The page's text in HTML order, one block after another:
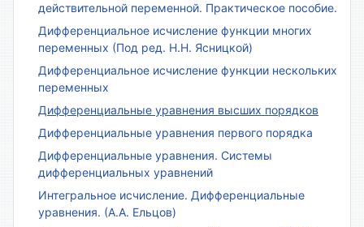
действительной переменной. Практическое пособие.
Дифференциальное исчисление функции многих
переменных (Под ред. Н.Н. Ясницкой)
Дифференциальное исчисление функции нескольких
переменных
Дифференциальные уравнения высших порядков
Дифференциальные уравнения первого порядка
Дифференциальные уравнения. Системы
дифференциальных уравнений
Интегральное исчисление. Дифференциальные
уравнения. (А.А. Ельцов)